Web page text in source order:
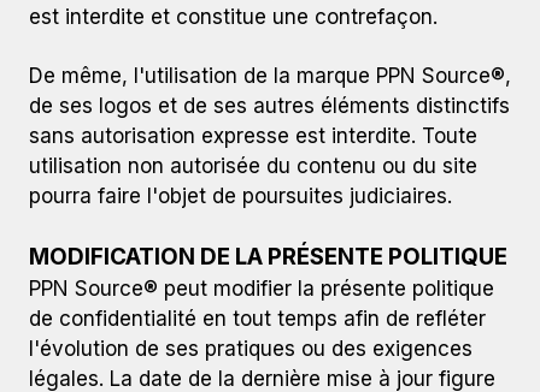
est interdite et constitue une contrefaçon.
De même, l'utilisation de la marque PPN Source®,
de ses logos et de ses autres éléments distinctifs
sans autorisation expresse est interdite. Toute
utilisation non autorisée du contenu ou du site
pourra faire l'objet de poursuites judiciaires.
MODIFICATION DE LA PRÉSENTE POLITIQUE
PPN Source® peut modifier la présente politique
de confidentialité en tout temps afin de refléter
l'évolution de ses pratiques ou des exigences
légales. La date de la dernière mise à jour figure